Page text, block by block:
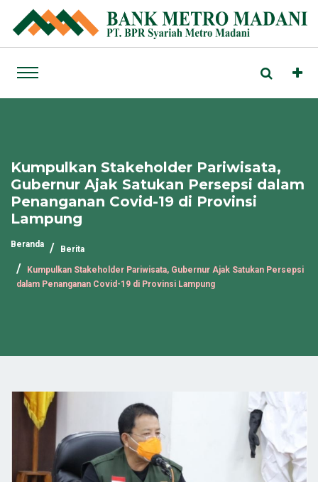
Kumpulkan Stakeholder Pariwisata,
Gubernur Ajak Satukan Persepsi dalam
Penanganan Covid-19 di Provinsi
Lampung
Beranda Berita
Kumpulkan Stakeholder Pariwisata, Gubernur Ajak Satukan Persepsi
dalam Penanganan Covid-19 di Provinsi Lampung